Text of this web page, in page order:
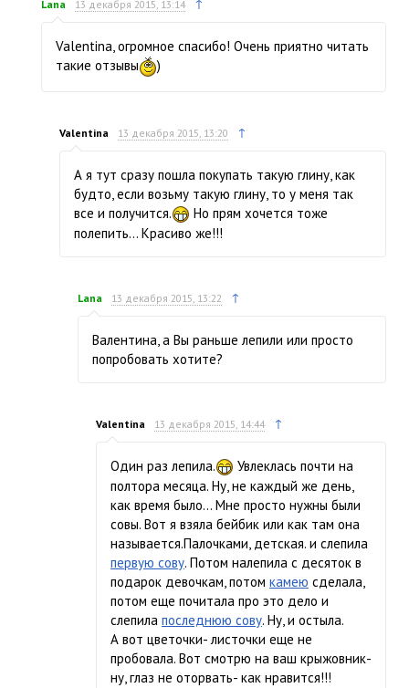
Lana 13 декабря 2015, 13:14 ↑
Valentina, огромное спасибо! Очень приятно читать
такие отзывы
)
Valentina 13 декабря 2015, 13:20 ↑
А я тут сразу пошла покупать такую глину, как
будто, если возьму такую глину, то у меня так
все и получится.
Но прям хочется тоже
полепить… Красиво же!!!
Lana 13 декабря 2015, 13:22 ↑
Валентина, а Вы раньше лепили или просто
попробовать хотите?
Valentina 13 декабря 2015, 14:44 ↑
Один раз лепила.
Увлеклась почти на
полтора месяца. Ну, не каждый же день,
как время было… Мне просто нужны были
совы. Вот я взяла бейбик или как там она
называется.Палочками, детская. и слепила
первую сову. Потом налепила с десяток в
подарок девочкам, потом камею сделала,
потом еще почитала про это дело и
слепила последнюю сову. Ну, и остыла.
А вот цветочки- листочки еще не
пробовала. Вот смотрю на ваш крыжовник-
ну, глаз не оторвать- как нравится!!!